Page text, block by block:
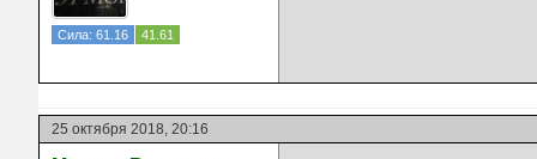
Сила: 61.16 41.61
25 октября 2018, 20:16